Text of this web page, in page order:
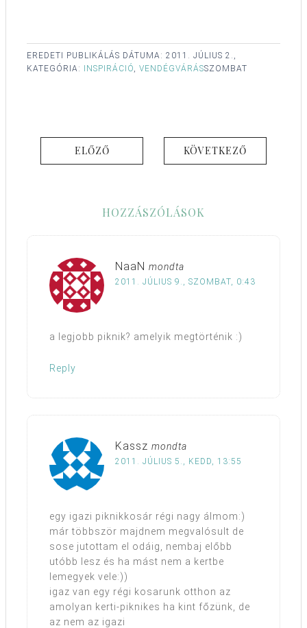
EREDETI PUBLIKÁLÁS DÁTUMA: 2011. JÚLIUS 2.,
SZOMBAT
KATEGÓRIA: INSPIRÁCIÓ, VENDÉGVÁRÁS
ELŐZŐ KÖVETKEZŐ
HOZZÁSZÓLÁSOK
NaaN mondta
2011. JÚLIUS 9., SZOMBAT, 0:43
a legjobb piknik? amelyik megtörténik :)
Reply
Kassz mondta
2011. JÚLIUS 5., KEDD, 13:55
egy igazi piknikkosár régi nagy álmom:)
már többször majdnem megvalósult de
sose jutottam el odáig, nembaj előbb
utóbb lesz és ha mást nem a kertbe
lemegyek vele:))
igaz van egy régi kosarunk otthon az
amolyan kerti-piknikes ha kint főzünk, de
az nem az igazi